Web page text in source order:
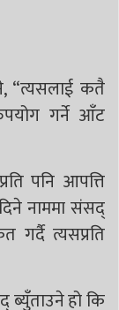
“त्यसलाई कतै
गर्ने आँट
पनि आपत्ति
नाममा संसद्
गर्दै त्यसप्रति
ब्युँताउने हो कि